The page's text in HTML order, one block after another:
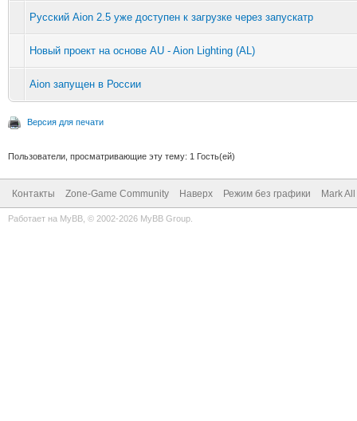
Русский Aion 2.5 уже доступен к загрузке через запускатр
Новый проект на основе AU - Aion Lighting (AL)
Aion запущен в России
Версия для печати
Пользователи, просматривающие эту тему: 1 Гость(ей)
Контакты Zone-Game Community Наверх Режим без графики Mark
Работает на MyBB , © 2002-2026 MyBB Group